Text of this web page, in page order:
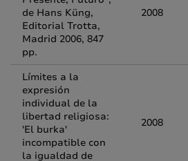
de Hans Küng,
Editorial Trotta,
Madrid 2006, 847
pp.
2008
Límites a la
expresión
individual de la
libertad religiosa:
'El burka'
incompatible con
la igualdad de
2008